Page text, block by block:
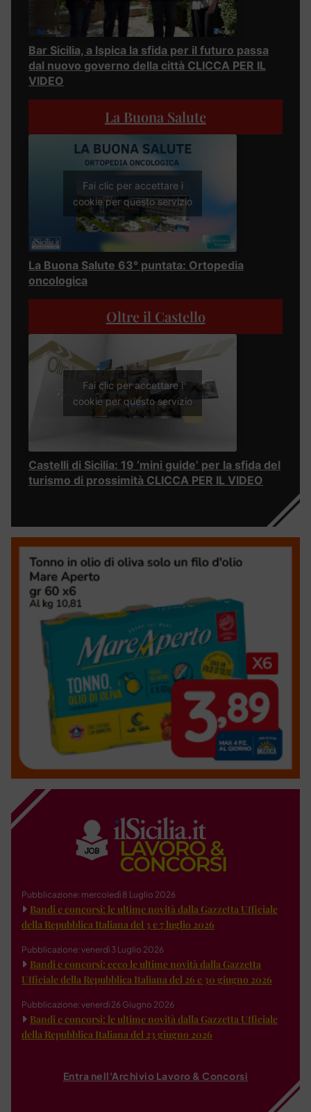
Bar Sicilia, a Ispica la sfida per il futuro passa
dal nuovo governo della città CLICCA PER IL
VIDEO
La Buona Salute
Fai clic per accettare i
cookie per questo servizio
La Buona Salute 63° puntata: Ortopedia
oncologica
Oltre il Castello
Fai clic per accettare i
cookie per questo servizio
Castelli di Sicilia: 19 ‘mini guide’ per la sfida del
turismo di prossimità CLICCA PER IL VIDEO
Pubblicazione: mercoledì 8 Luglio 2026
Bandi e concorsi: le ultime novità dalla Gazzetta Ufficiale
della Repubblica Italiana del 3 e 7 luglio 2026
Pubblicazione: venerdì 3 Luglio 2026
Bandi e concorsi: ecco le ultime novità dalla Gazzetta
Ufficiale della Repubblica Italiana del 26 e 30 giugno 2026
Pubblicazione: venerdì 26 Giugno 2026
Bandi e concorsi: le ultime novità dalla Gazzetta Ufficiale
della Repubblica Italiana del 23 giugno 2026
Entra nell'Archivio Lavoro & Concorsi